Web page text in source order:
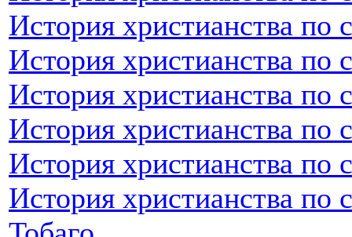
История христианства по
История христианства по
История христианства по
История христианства по
История христианства по
История христианства по